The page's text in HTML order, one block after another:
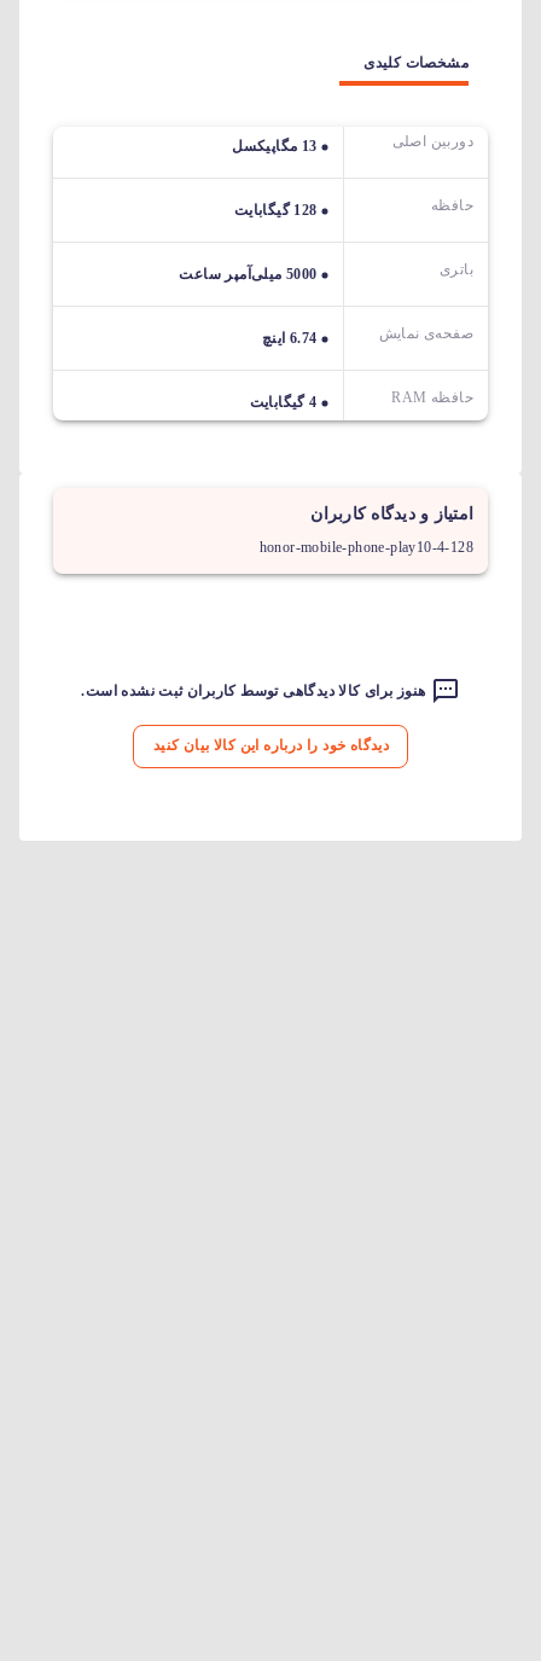
مشخصات کلیدی
دوربین اصلی 13 مگاپیکسل
حافظه 128 گیگابایت
باتری 5000 میلی‌آمپر ساعت
صفحه‌ی نمایش 6.74 اینچ
حافظه RAM 4 گیگابایت
امتیاز و دیدگاه کاربران
honor-mobile-phone-play10-4-128
هنوز برای کالا دیدگاهی توسط کاربران ثبت نشده است.
دیدگاه خود را درباره این کالا بیان کنید